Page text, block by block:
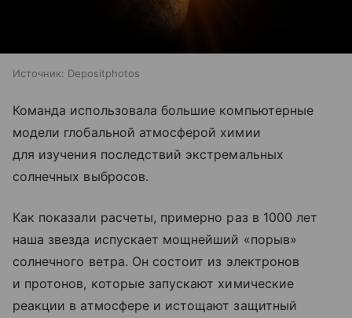
Источник: Depositphotos
Команда использовала большие компьютерные
модели глобальной атмосферой химии
для изучения последствий экстремальных
солнечных выбросов.
Как показали расчеты, примерно раз в 1000 лет
наша звезда испускает мощнейший «порыв»
солнечного ветра. Он состоит из электронов
и протонов, которые запускают химические
реакции в атмосфере и истощают защитный